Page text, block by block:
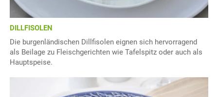
DILLFISOLEN
Die burgenländischen Dillfisolen eignen sich hervorragend
als Beilage zu Fleischgerichten wie Tafelspitz oder auch als
Hauptspeise.